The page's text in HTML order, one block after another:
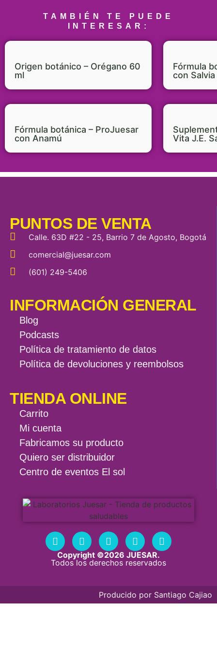
TAMBIÉN TE PUEDE
INTERESAR:
Origen botánico – Orégano 60
ml
Fórmula
con Salvia
Fórmula botánica – ProJuesar
con Anamú
Vita J.E.
PUNTOS DE VENTA
Calle. 63D #22 - 25, Barrio 7 de Agosto, Bogotá
comercial@juesar.com
(601) 249-5406
INFORMACIÓN GENERAL
Blog
Podcasts
Política de tratamiento de datos
Política de devoluciones y reembolsos
TIENDA ONLINE
Carrito
Mi cuenta
Fabricamos su producto
Quiero ser distribuidor
Centro de eventos El sol
Copyright ©2026 JUESAR.
Todos los derechos reservados
Producido por Santiago Cajiao